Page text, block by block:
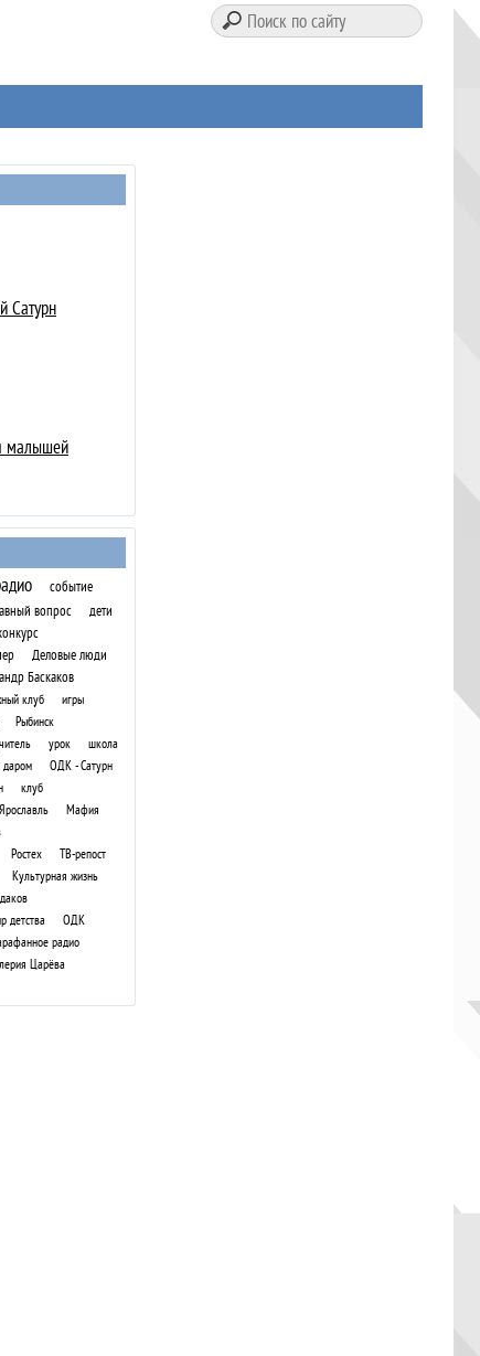
Сатурн
малышей
событие
вопрос
дети
Деловые люди
Баскаков
клуб
игры
Рыбинск
урок
школа
даром
ОДК - Сатурн
клуб
Ярославль
Мафия
Ростех
ТВ-репост
Культурная жизнь
детства
ОДК
радио
Царёва